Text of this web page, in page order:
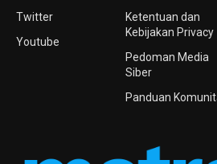
Twitter
Youtube
Ketentuan dan
Kebijakan Privacy
Pedoman Media
Siber
Panduan